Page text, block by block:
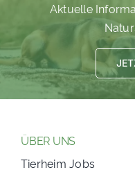
Aktuelle
ÜBER UNS
Tierheim Jobs